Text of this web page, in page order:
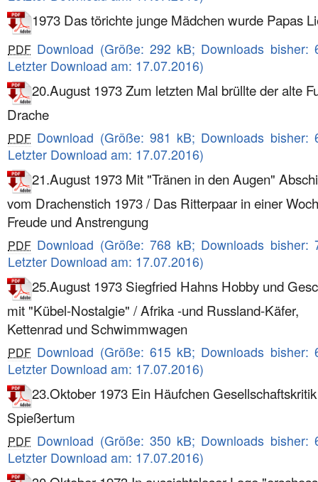
1973 Das törichte junge Mädchen wurde Papas
PDF Download (Größe: 292 kB; Downloads bisher:
Letzter Download am: 17.07.2016)
20.August 1973 Zum letzten Mal brüllte der alte
Drache
PDF Download (Größe: 981 kB; Downloads bisher:
Letzter Download am: 17.07.2016)
21.August 1973 Mit "Tränen in den Augen"
vom Drachenstich 1973 / Das Ritterpaar in einer
Freude und Anstrengung
PDF Download (Größe: 768 kB; Downloads bisher:
Letzter Download am: 17.07.2016)
25.August 1973 Siegfried Hahns Hobby und
mit "Kübel-Nostalgie" / Afrika -und Russland-Käfer,
Kettenrad und Schwimmwagen
PDF Download (Größe: 615 kB; Downloads bisher:
Letzter Download am: 17.07.2016)
23.Oktober 1973 Ein Häufchen
Spießertum
PDF Download (Größe: 350 kB; Downloads bisher:
Letzter Download am: 17.07.2016)